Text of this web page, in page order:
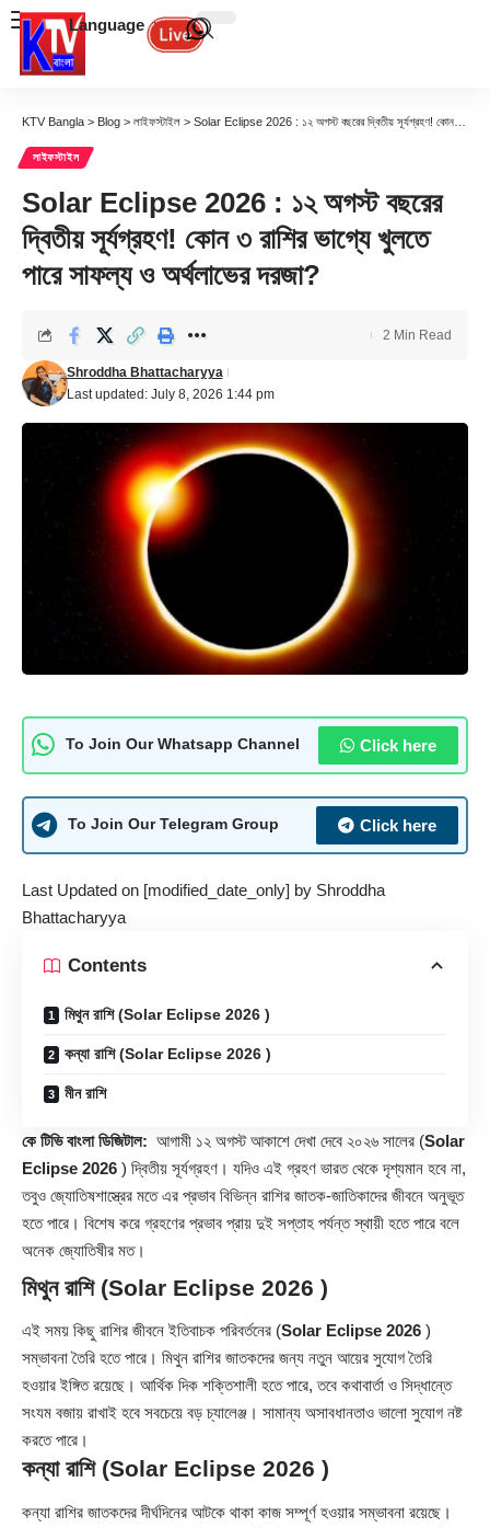
Language
KTV Bangla > Blog > লাইফস্টাইল > Solar Eclipse 2026 : ১২ অগস্ট বছরের দ্বিতীয় সূর্যগ্রহণ! কোন ৩ রাশির ভাগ্যে খুলতে পারে সাফল্য ও অর্থলাভের দরজা?
লাইফস্টাইল
Solar Eclipse 2026 : ১২ অগস্ট বছরের
দ্বিতীয় সূর্যগ্রহণ! কোন ৩ রাশির ভাগ্যে খুলতে
পারে সাফল্য ও অর্থলাভের দরজা?
Last updated: July 8, 2026 1:44 pm
Shroddha Bhattacharyya
2 Min Read
To Join Our Whatsapp Channel Click here
To Join Our Telegram Group Click here
Last Updated on [modified_date_only] by Shroddha
Bhattacharyya
Contents
মিথুন রাশি (Solar Eclipse 2026 )
কন্যা রাশি (Solar Eclipse 2026 )
মীন রাশি
কে টিভি বাংলা ডিজিটাল: আগামী ১২ অগস্ট আকাশে দেখা দেবে ২০২৬ সালের (Solar
Eclipse 2026 ) দ্বিতীয় সূর্যগ্রহণ। যদিও এই গ্রহণ ভারত থেকে দৃশ্যমান হবে না,
তবুও জ্যোতিষশাস্ত্রের মতে এর প্রভাব বিভিন্ন রাশির জাতক-জাতিকাদের জীবনে অনুভূত
হতে পারে। বিশেষ করে গ্রহণের প্রভাব প্রায় দুই সপ্তাহ পর্যন্ত স্থায়ী হতে পারে বলে
অনেক জ্যোতিষীর মত।
মিথুন রাশি (Solar Eclipse 2026 )
এই সময় কিছু রাশির জীবনে ইতিবাচক পরিবর্তনের (Solar Eclipse 2026 )
সম্ভাবনা তৈরি হতে পারে। মিথুন রাশির জাতকদের জন্য নতুন আয়ের সুযোগ তৈরি
হওয়ার ইঙ্গিত রয়েছে। আর্থিক দিক শক্তিশালী হতে পারে, তবে কথাবার্তা ও সিদ্ধান্তে
সংযম বজায় রাখাই হবে সবচেয়ে বড় চ্যালেঞ্জ। সামান্য অসাবধানতাও ভালো সুযোগ নষ্ট
করতে পারে।
কন্যা রাশি (Solar Eclipse 2026 )
কন্যা রাশির জাতকদের দীর্ঘদিনের আটকে থাকা কাজ সম্পূর্ণ হওয়ার সম্ভাবনা রয়েছে।